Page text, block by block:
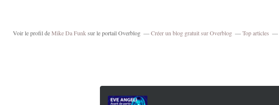
Voir le profil deMike Da Funk sur le portail Overblog Créer un blog gratuit sur Overblog Top articles